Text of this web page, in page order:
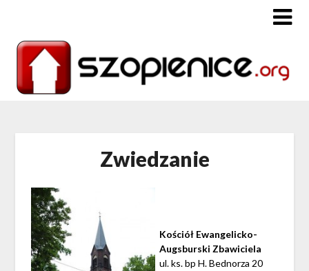
Zwiedzanie
Kościół Ewangelicko-
Augsburski Zbawiciela
ul. ks. bp H. Bednorza 20